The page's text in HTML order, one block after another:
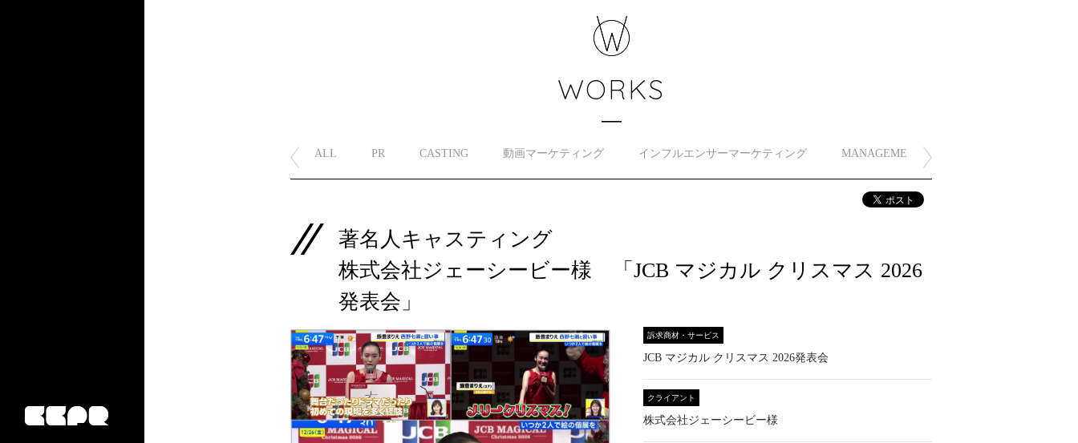
WORKS
ALL PR CASTING 動画マーケティング インフルエンサーマーケティング MANAGEMENT
著名人キャスティング
株式会社ジェーシービー様 「JCB マジカル クリスマス 2026
発表会」
訴求商材・サービス
JCB マジカル クリスマス 2026発表会
クライアント
株式会社ジェーシービー様